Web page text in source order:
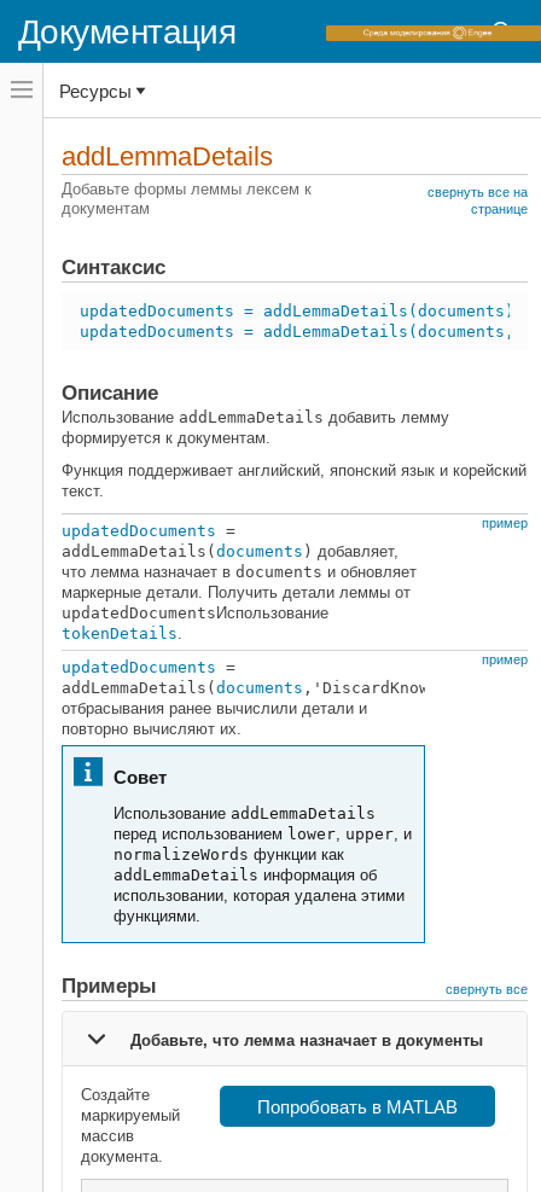
Документация
Переключатель
навигационного
меню
переключатель
навигационного
Text Analytics Toolbox
Подготовка текстовых данных
Поддержка языка
addLemmaDetails
Синтаксис
Описание
Примеры
Входные параметры
Выходные аргументы
Смотрите также
Ресурсы
addLemmaDetails
Добавьте формы леммы лексем к
документам
свернуть все на
странице
Синтаксис
updatedDocuments = addLemmaDetails(documents)
updatedDocuments =
Описание
Использование addLemmaDetails добавить лемму
формируется к документам.
Функция поддерживает английский, японский язык и корейский
текст.
пример
updatedDocuments =
addLemmaDetails( documents ) добавляет,
что лемма назначает в documents и обновляет
маркерные детали. Получить детали леммы от
updatedDocuments Использование
tokenDetails.
пример
updatedDocuments =
addLemmaDetails( documents
отбрасывания ранее вычислили детали и
повторно вычисляют их.
Совет
Использование addLemmaDetails
перед использованием lower, upper, и
normalizeWords функции как
addLemmaDetails информация об
использовании, которая удалена этими
функциями.
Примеры свернуть все
Добавьте, что лемма назначает в документы
Попробовать в MATLAB
Создайте
маркируемый
массив
документа.